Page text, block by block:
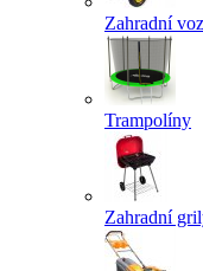
Zahradní
Trampolíny
Zahradní